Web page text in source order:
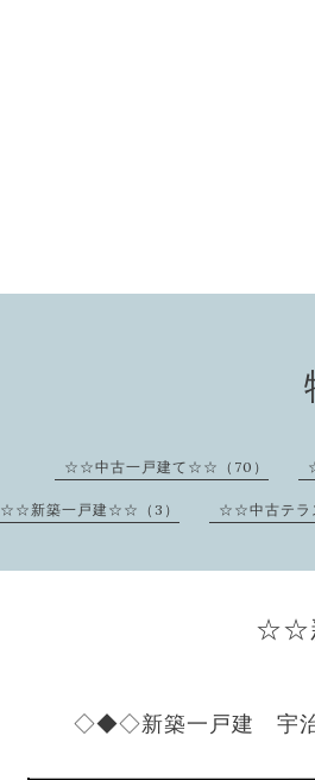
☆☆中古一戸建て☆☆（70）
☆☆新築一戸建☆☆（3） ☆☆中古テラ
☆☆
◇◆◇新築一戸建 宇